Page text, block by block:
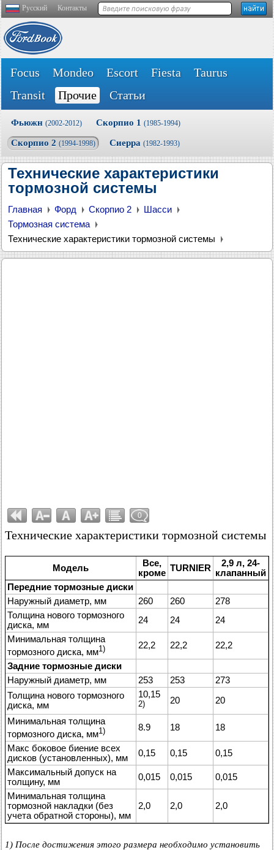
Русский Контакты
Focus Mondeo Escort Fiesta
Taurus
Transit
Прочие Статьи
Фьюжн (2002-2012) Скорпио 1 (1985-1994)
Скорпио 2 (1994-1998) Сиерра (1982-1993)
Технические характеристики
тормозной системы
Главная Форд Скорпио 2
Шасси
Тормозная система
Технические характеристики тормозной системы
0
Технические характеристики тормозной системы
Модель
Все,
кроме TURNIER
2,9 л, 24-
клапанный
Передние тормозные диски
Наружный диаметр, мм
260 260
278
Толщина нового тормозного
диска, мм
24 24
24
Минимальная толщина
тормозного диска, мм1) 22,2 22,2
22,2
Задние тормозные диски
Наружный диаметр, мм
253 253
273
Толщина нового тормозного
диска, мм
10,15
2) 20
20
Минимальная толщина
тормозного диска, мм1) 8.9 18
18
Макс боковое биение всех
дисков (установленных), мм
0,15 0,15
0,15
Максимальный допуск на
толщину, мм
0,015 0,015
0,015
Минимальная толщина
тормозной накладки (без
учета обратной стороны), мм
2,0 2,0 2,0
1) После достижения этого размера необходимо установить